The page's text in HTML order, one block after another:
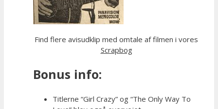
Find flere avisudklip med omtale af filmen i vores
Scrapbog
Bonus info:
Titlerne “Girl Crazy” og “The Only Way To